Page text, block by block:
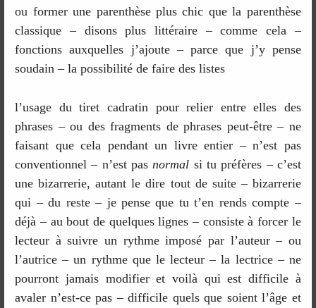
ou former une parenthèse plus chic que la parenthèse
classique – disons plus littéraire – comme cela –
fonctions auxquelles j’ajoute – parce que j’y pense
soudain – la possibilité de faire des listes
l’usage du tiret cadratin pour relier entre elles des
phrases – ou des fragments de phrases peut-être – ne
faisant que cela pendant un livre entier – n’est pas
conventionnel – n’est pas normal si tu préfères – c’est
une bizarrerie, autant le dire tout de suite – bizarrerie
qui – du reste – je pense que tu t’en rends compte –
déjà – au bout de quelques lignes – consiste à forcer le
lecteur à suivre un rythme imposé par l’auteur – ou
l’autrice – un rythme que le lecteur – la lectrice – ne
pourront jamais modifier et voilà qui est difficile à
avaler n’est-ce pas – difficile quels que soient l’âge et